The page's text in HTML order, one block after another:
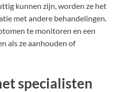
kunnen zijn, worden ze het
met andere behandelingen.
te monitoren en een
als ze aanhouden of
specialisten